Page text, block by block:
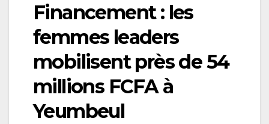
Financement : les
femmes leaders
mobilisent près de 54
millions FCFA à
Yeumbeul